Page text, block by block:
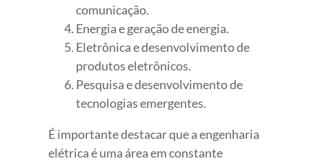
comunicação.
Energia e geração de energia.
Eletrônica e desenvolvimento de
produtos eletrônicos.
Pesquisa e desenvolvimento de
tecnologias emergentes.
É importante destacar que a engenharia
elétrica é uma área em constante